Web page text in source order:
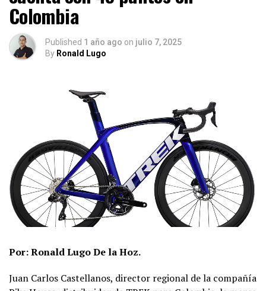
Colombia
Published 1 año ago on julio 7, 2025
By Ronald Lugo
Por: Ronald Lugo De la Hoz.
Juan Carlos Castellanos, director regional de la compañía